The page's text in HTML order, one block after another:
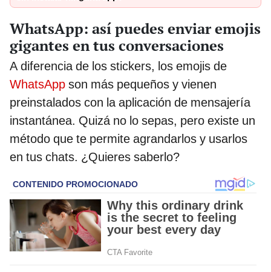
WhatsApp: así puedes enviar emojis
gigantes en tus conversaciones
A diferencia de los stickers, los emojis de
WhatsApp son más pequeños y vienen
preinstalados con la aplicación de mensajería
instantánea. Quizá no lo sepas, pero existe un
método que te permite agrandarlos y usarlos
en tus chats. ¿Quieres saberlo?